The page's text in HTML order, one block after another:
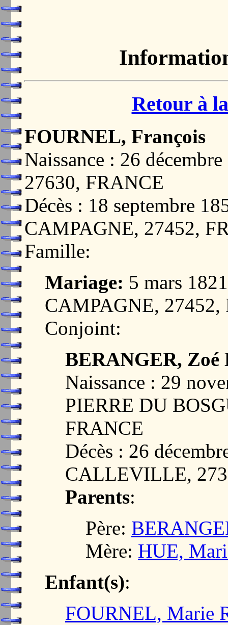
Retour à
FOURNEL, François
Naissance : 26
27630, FRANCE
Décès : 18 septembre
CAMPAGNE, 27452,
Famille:
Mariage: 5 mars
CAMPAGNE, 27452,
Conjoint:
BERANGER, Zoé
Naissance : 29
PIERRE DU
FRANCE
Décès : 26
CALLEVILLE,
Parents:
Père:
Mère: HUE,
Enfant(s):
FOURNEL, Marie